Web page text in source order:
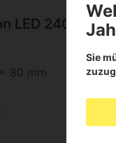
LED 240w:
80 mm
Sie